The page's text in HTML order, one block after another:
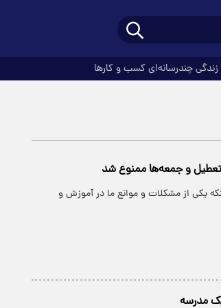
چندرسانه‌ای کسب و کارها
تعطیل و جمعه‌ها ممنوع شد
یکی از مشکلات و موانع ما در آموزش و
مدرسه